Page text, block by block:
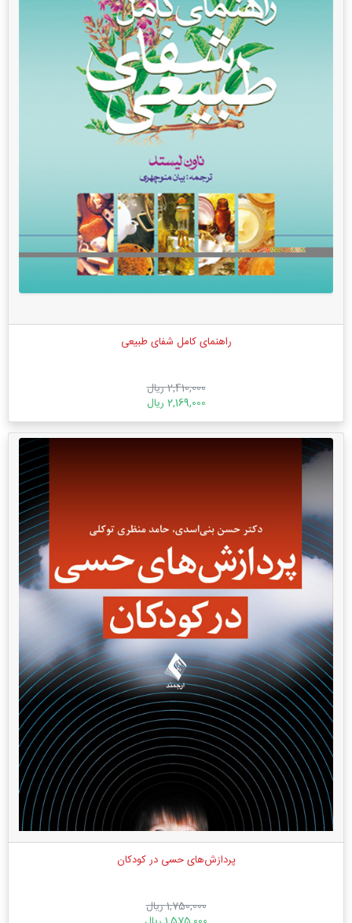
راهنمای کامل شفای طبیعی
2,410,000 ریال
2,169,000 ریال
پردازش‌های حسی در کودکان
1,750,000 ریال